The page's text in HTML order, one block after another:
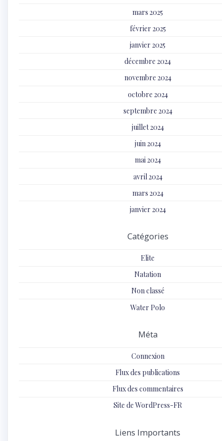
mars 2025
février 2025
janvier 2025
décembre 2024
novembre 2024
octobre 2024
septembre 2024
juillet 2024
juin 2024
mai 2024
avril 2024
mars 2024
janvier 2024
Catégories
Elite
Natation
Non classé
Water Polo
Méta
Connexion
Flux des publications
Flux des commentaires
Site de WordPress-FR
Liens Importants